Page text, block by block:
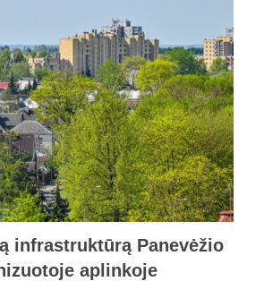
infrastruktūrą Panevėžio
aplinkoje